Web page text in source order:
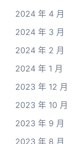
2024 年 4 月
2024 年 3 月
2024 年 2 月
2024 年 1 月
2023 年 12 月
2023 年 10 月
2023 年 9 月
2023 年 8 月